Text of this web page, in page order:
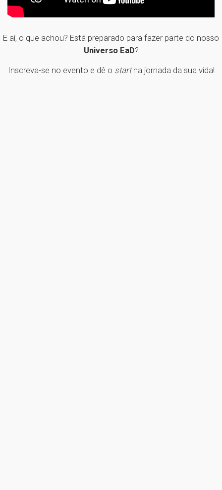
E aí, o que achou? Está preparado para fazer parte do nosso
Universo EaD?
Inscreva-se no evento e dê o startna jornada da sua vida!